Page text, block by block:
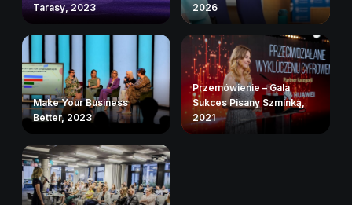
Tarasy, 2023
2026
Make Your Business
Better, 2023
Przemówienie – Gala
Sukces Pisany Szminką,
2021